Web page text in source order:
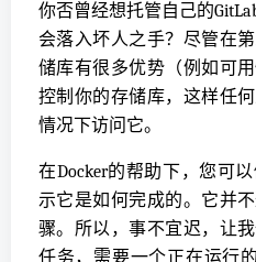
你否曾经想托管自己的
会落入坏人之手？尽管在
储库有很多优势（例如可
控制你的存储库，这样任
情况下访问它。
在Docker的帮助下，您可
示它是如何完成的。它并
骤。所以，事不宜迟，让
任务，需要一个正在运行